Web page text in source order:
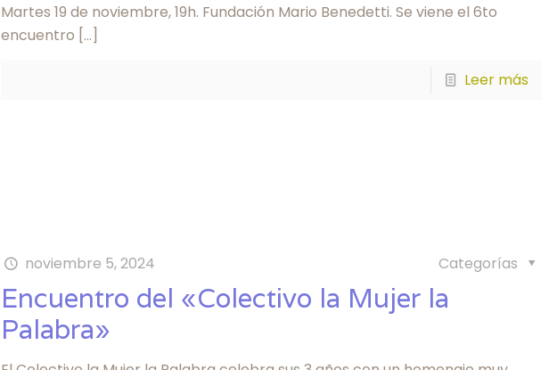
Martes 19 de noviembre, 19h. Fundación Mario Benedetti. Se viene el 6to
encuentro […]
Leer más
noviembre 5, 2024 Categorías
Encuentro del «Colectivo la Mujer la
Palabra»